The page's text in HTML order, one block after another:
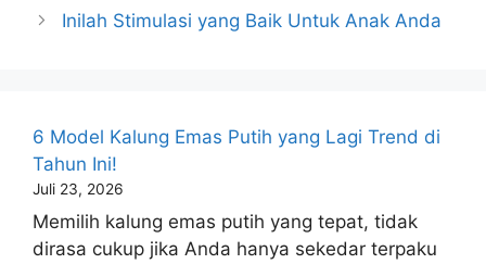
Inilah Stimulasi yang Baik Untuk Anak Anda
6 Model Kalung Emas Putih yang Lagi Trend di
Tahun Ini!
Juli 23, 2026
Memilih kalung emas putih yang tepat, tidak
dirasa cukup jika Anda hanya sekedar terpaku